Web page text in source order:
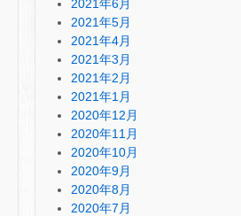
2021年6月
2021年5月
2021年4月
2021年3月
2021年2月
2021年1月
2020年12月
2020年11月
2020年10月
2020年9月
2020年8月
2020年7月